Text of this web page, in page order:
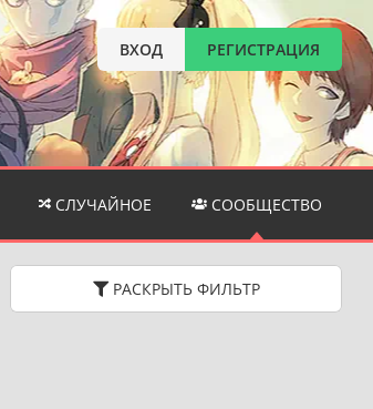
ВХОД РЕГИСТРАЦИЯ
СЛУЧАЙНОЕ СООБЩЕСТВО
РАСКРЫТЬ ФИЛЬТР